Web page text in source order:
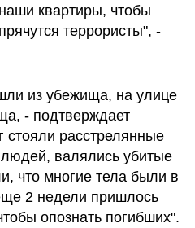
квартиры, чтобы
террористы", -
из убежища, на улице
- подтверждает
стояли расстрелянные
валялись убитые
что многие тела были в
2 недели пришлось
опознать погибших".